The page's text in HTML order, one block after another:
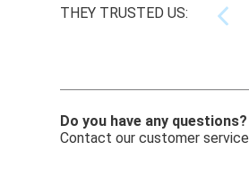
THEY TRUSTED US:
Do you have any questions?
Contact our customer service